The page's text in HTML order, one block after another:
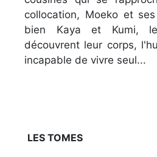
collocation, Moeko et
bien Kaya et Kumi,
découvrent leur corps,
incapable de vivre seul...
LES TOMES